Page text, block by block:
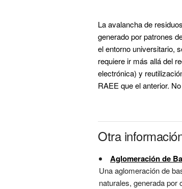
La avalancha de
generado por patrones
el entorno universitario,
requiere ir más allá del
electrónica) y
RAEE que el anterior.
Otra
Aglomeración de
Una aglomeración de
naturales, generada por